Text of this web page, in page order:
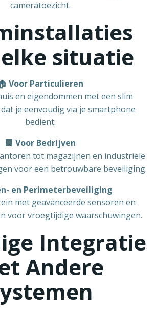
cameratoezicht.
situatie
Voor Particulieren
en eigendommen met een slim
je eenvoudig via je smartphone
bedient.
🏢 Voor Bedrijven
tot magazijnen en industriële
voor een betrouwbare beveiliging.
en Perimeterbeveiliging
met geavanceerde sensoren en
voor vroegtijdige waarschuwingen.
Integratie
Andere